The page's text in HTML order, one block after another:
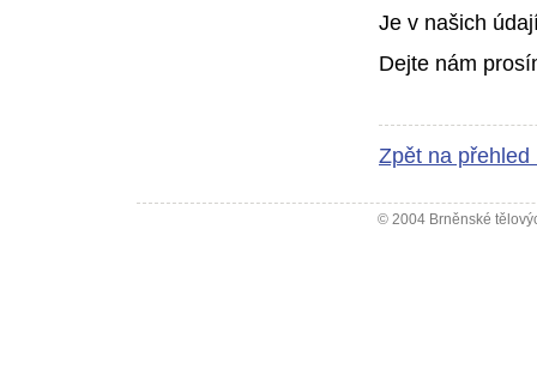
Je v našich
Dejte nám
Zpět na přehled
© 2004 Brněnské